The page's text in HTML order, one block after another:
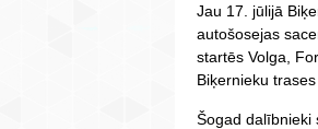
Jau 17. jūlijā
autošosejas
startēs Volga,
Biķernieku
Šogad dalībnieki